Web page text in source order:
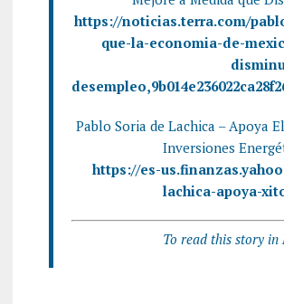
https://noticias.terra.com/
que-la-economia-de-
Pablo Soria de Lachica – Apoya
Inversiones
https://es-
lachica-apoya-
To read this story in